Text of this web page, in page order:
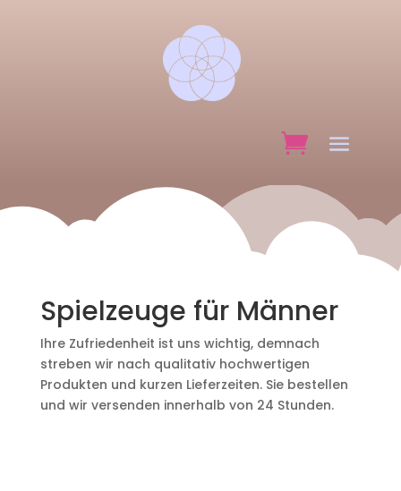
Spielzeuge für Männer
Ihre Zufriedenheit ist uns wichtig, demnach
streben wir nach qualitativ hochwertigen
Produkten und kurzen Lieferzeiten. Sie bestellen
und wir versenden innerhalb von 24 Stunden.